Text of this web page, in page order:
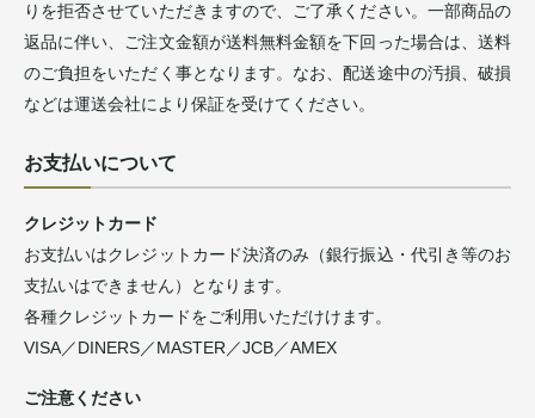
りを拒否させていただきますので、ご了承ください。一部商品の
返品に伴い、ご注文金額が送料無料金額を下回った場合は、送料
のご負担をいただく事となります。なお、配送途中の汚損、破損
などは運送会社により保証を受けてください。
お支払いについて
クレジットカード
お支払いはクレジットカード決済のみ（銀行振込・代引き等のお
支払いはできません）となります。
各種クレジットカードをご利用いただけけます。
VISA／DINERS／MASTER／JCB／AMEX
ご注意ください